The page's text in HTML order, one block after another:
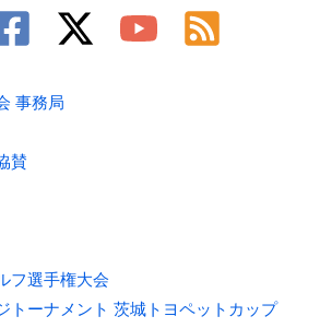
事務局
賛
フ選手権大会
トーナメント 茨城トヨペットカップ